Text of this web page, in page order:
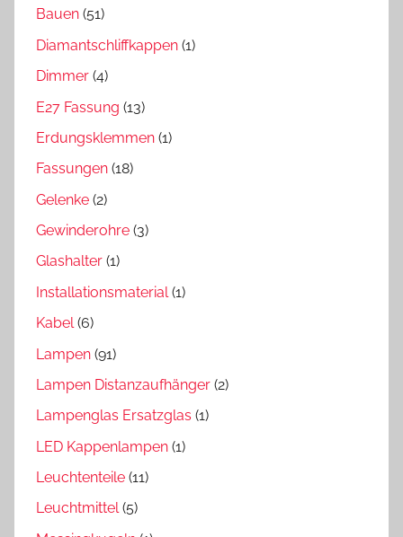
Bauen (51)
Diamantschliffkappen (1)
Dimmer (4)
E27 Fassung (13)
Erdungsklemmen (1)
Fassungen (18)
Gelenke (2)
Gewinderohre (3)
Glashalter (1)
Installationsmaterial (1)
Kabel(6)
Lampen (91)
Lampen Distanzaufhänger (2)
Lampenglas Ersatzglas (1)
LED Kappenlampen (1)
Leuchtenteile (11)
Leuchtmittel(5)